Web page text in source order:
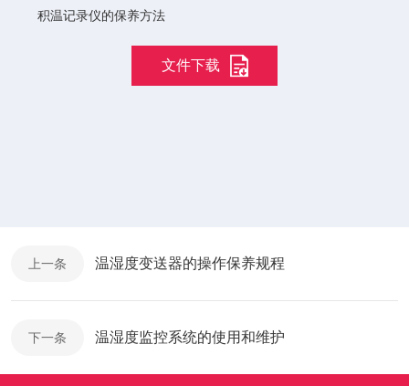
积温记录仪的保养方法
文件下载
上一条 温湿度变送器的操作保养规程
下一条 温湿度监控系统的使用和维护